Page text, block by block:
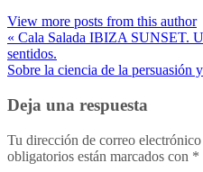
View more posts from this author
« Cala Salada IBIZA SUNSET.
sentidos.
Sobre la ciencia de la persuasión
Deja una respuesta
Tu dirección de correo
obligatorios están marcados con *